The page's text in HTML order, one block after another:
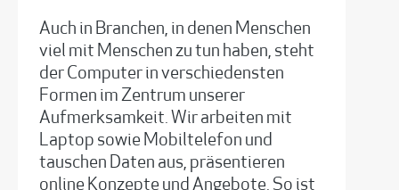
Auch in Branchen, in denen Menschen
viel mit Menschen zu tun haben, steht
der Computer in verschiedensten
Formen im Zentrum unserer
Aufmerksamkeit. Wir arbeiten mit
Laptop sowie Mobiltelefon und
tauschen Daten aus, präsentieren
online Konzepte und Angebote. So ist